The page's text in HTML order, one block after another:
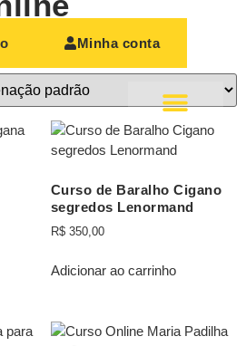
Minha conta
Curso de Baralho Cigano
segredos Lenormand
R$350,00
Adicionar ao carrinho